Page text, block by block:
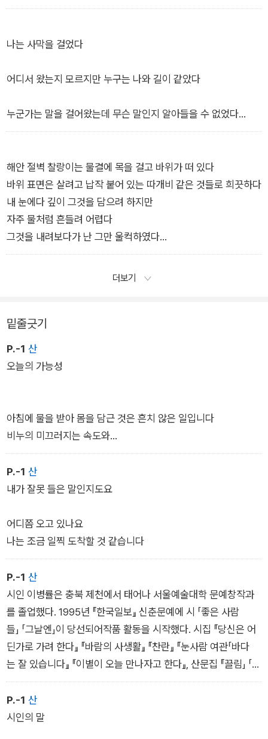
Von: 여기
―「기차표」 부분
남자는 곧 흐느껴 울기 시작했다
―「장미 나무 그늘 아래」 전문
나는 사막을 걸었다
어디서 왔는지 모르지만 누구는 나와 길이 같았다
누군가는 말을 걸어왔는데 무슨 말인지 알아들을 수 없었다
가의 손길이 아니라 바람이었다
푹푹 빠졌지만 사막의 길은 그래서 걸을 만했다
―「친구」 부분
해안 절벽 찰랑이는 물결에 목을 걸고 바위가 떠 있다
바위 표면은 살려고 납작 붙어 있는 따개비 같은 것들로 희끗하다
내 눈에다 깊이 그것을 담으려 하지만
자주 물처럼 흔들려 어렵다
그것을 내려보다가 난 그만 울컥하였다
만 년 전에 해안이 밀려와 여기 도착하였고
천 년 전에 높은 산으로부터
당신에게 자갈 하나 주워 건네는 것으로 다였다
―「해변의 절벽」 전문
더보기
밑줄긋기
P.-1 산
오늘의 가능성
아침에 물을 받아 몸을 담근 것은 흔치 않은 일입니다
비누의 미끄러지는 속도와
그 비누가 바닥에 떨어지는 속도를 지켜봤습니다
제힘으로 펼치고 닫는 것들이 있습니다
가만히 있던 돌이 구르기 시작하죠
목욕하는 동안의 고독은 잠시였으며
오전 내내 내려가지도 올라가지도 않는
점퍼의 지퍼와 씨름했답니다
열어놓은 창문 앞에는
하나 남은 사과가 있습니다
친구에게 빌린 차 뒷자리에는
1미터쯤 되는 선물 포장지가 말려 있고요
P.-1 산
내가 잘못 들은 말인지도요
어디쯤 오고 있나요
나는 조금 일찍 도착할 것 같습니다
P.-1 산
시인 이병률은 충북 제천에서 태어나 서울예술대학 문예창작과
를 졸업했다. 1995년 『한국일보』 신춘문예에 시 「좋은 사람
들」 「그날엔」이 당선되어작품 활동을 시작했다. 시집 『당신은 어
딘가로 가려 한다』 『바람의 사생활』 『찬란』 『눈사람 여관「바다
는 잘 있습니다』 『이별이 오늘 만나자고 한다』, 산문집 『끌림」 「바
람이 분다 당신이 좋다」 「내옆에 있는 사람」 「혼자가 혼자에
게」 「그리고 행복하다는 소식을 들었습니다』 등이 있다. 현대시학
작품상, 발견문학상, 박재삼문학상을 수상했다. ‘시힘‘ 동인이다.
P.-1 산
시인의 말